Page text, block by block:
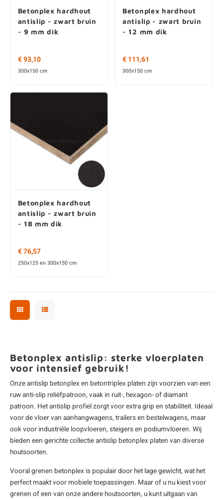
Betonplex hardhout
antislip - zwart bruin
- 9 mm dik
€ 93,10
300x150 cm
Betonplex hardhout
antislip - zwart bruin
- 12 mm dik
€ 111,61
300x150 cm
Betonplex hardhout
antislip - zwart bruin
- 18 mm dik
€ 76,57
250x125 en 300x150 cm
Betonplex antislip: sterke vloerplaten
voor intensief gebruik!
Onze antislip betonplex en betontriplex platen zijn voorzien van een
ruw anti-slip reliëfpatroon, vaak in ruit-, hexagon- of diamant
patroon. Het antislip profiel zorgt voor extra grip en stabiliteit. Ideaal
voor de vloer van aanhangwagens, trailers en bestelwagens, maar
ook voor industriële loopvloeren, steigers en podiumvloeren. Wij
bieden een gerichte collectie antislip betonplex platen van diverse
houtsoorten.
Vooral grenen betonplex is populair door het lage gewicht, wat het
perfect maakt voor mobiele toepassingen. Maar of u nu kiest voor
grenen of een van onze andere houtsoorten, u kunt uitgaan van